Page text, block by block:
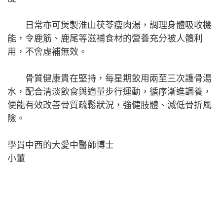
日常亦可煲製淮山茯苓瘦肉湯，調理身體吸收機
能，令鹿筋、鹿尾等滋補食材的營養充分被人體利
用，不會虛補無效。
骨質健康貴在堅持，每星期飲用兩至三次護骨湯
水，配合清淡飲食與適量步行運動，循序漸進調養，
便能有效改善骨質疏鬆狀況，強健肢體、減低骨折風
險。
學貫中西的大愛中醫師博士
小董